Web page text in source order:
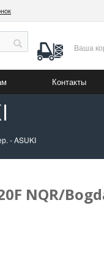
Ваша
Контакты
- ASUKI
NQR/